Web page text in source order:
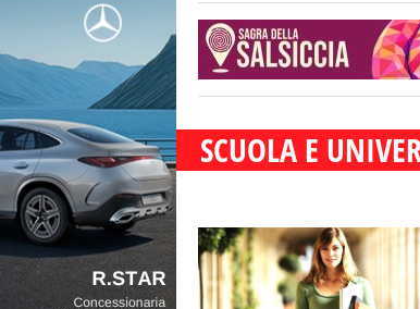
SCUOLA E